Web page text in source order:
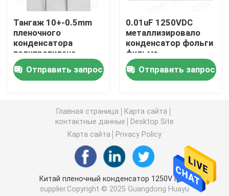
Пленочный конденсатор полипропилена КББ
Пленочный конденсатор силы
Конденсатор охлаженный водой
Конденсатор подогревателя индукции
Конденсатор снеббера IGBT
Тангаж 10+-0.5mm
пленочного
конденсатора
полипропилена
0.01UF 400VDC CBB
Отправить запрос
0.01uF 1250VDC
металлизировало
конденсатор фольги
фильма
полипропилена
Отправить запрос
Главная страница
Карта сайта
контактные данные
Desktop Site
Карта сайта
Privacy Policy
Китай пленочный конденсатор 1250V MPP
supplier.Copyright © 2025 Guangdong Huayu